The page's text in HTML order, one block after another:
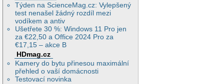
Týden na ScienceMag.cz: Vylepšený
test nenašel žádný rozdíl mezi
vodíkem a antiv
Ušetřete 30 %: Windows 11 Pro jen
za €22,50 a Office 2024 Pro za
€17,15 – akce B
HDmag.cz
Kamery do bytu přinesou maximální
přehled o vaší domácnosti
Testovací novinka